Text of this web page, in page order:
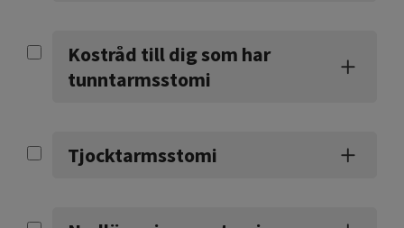
Kostråd till dig som har
tunntarmsstomi
Tjocktarmsstomi